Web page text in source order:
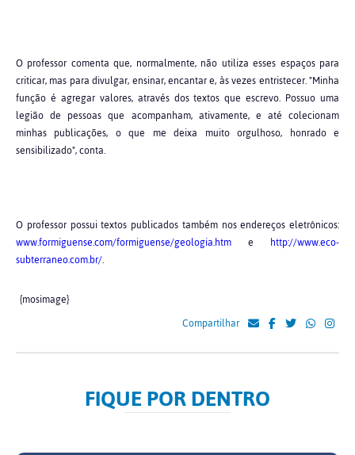
O professor comenta que, normalmente, não utiliza esses espaços para
criticar, mas para divulgar, ensinar, encantar e, às vezes entristecer. "Minha
função é agregar valores, através dos textos que escrevo. Possuo uma
legião de pessoas que acompanham, ativamente, e até colecionam
minhas publicações, o que me deixa muito orgulhoso, honrado e
sensibilizado", conta.
O professor possui textos publicados também nos endereços eletrônicos:
www.formiguense.com/formiguense/geologia.htm e http://www.eco-
subterraneo.com.br/.
{mosimage}
Compartilhar
FIQUE POR DENTRO